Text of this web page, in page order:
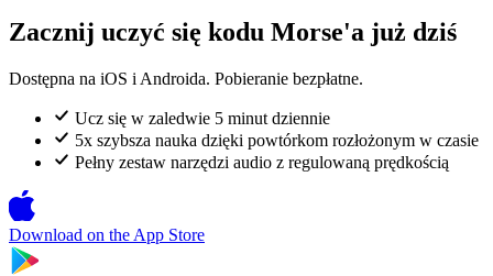
Zacznij uczyć się kodu Morse'a już dziś
Dostępna na iOS i Androida. Pobieranie bezpłatne.
Ucz się w zaledwie 5 minut dziennie
5x szybsza nauka dzięki powtórkom rozłożonym w czasie
Pełny zestaw narzędzi audio z regulowaną prędkością
Download on the App Store